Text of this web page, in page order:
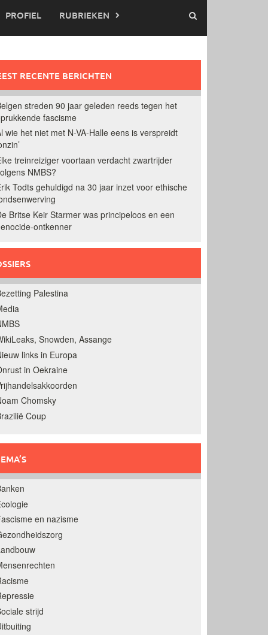
PROFIEL RUBRIEKEN
RECENTE BERICHTEN
streden 90 jaar geleden reeds tegen het
fascisme
wie het niet met N-VA-Halle eens is verspreidt
treinreiziger voortaan verdacht zwartrijder
NMBS?
Todts gehuldigd na 30 jaar inzet voor ethische
Britse Keir Starmer was principeloos en een
ontkenner
Palestina
Snowden, Assange
links in Europa
in Oekraine
Chomsky
Coup
en nazisme
strijd